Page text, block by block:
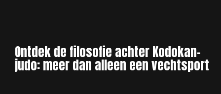
Ontdek de filosofie achter Kodokan-
judo: meer dan alleen een vechtsport